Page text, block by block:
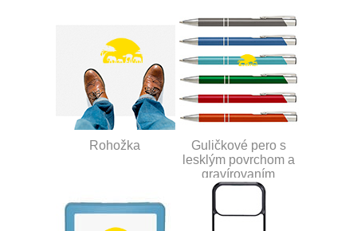
Rohožka
Guličkové pero s
lesklým povrchom a
gravírovaním